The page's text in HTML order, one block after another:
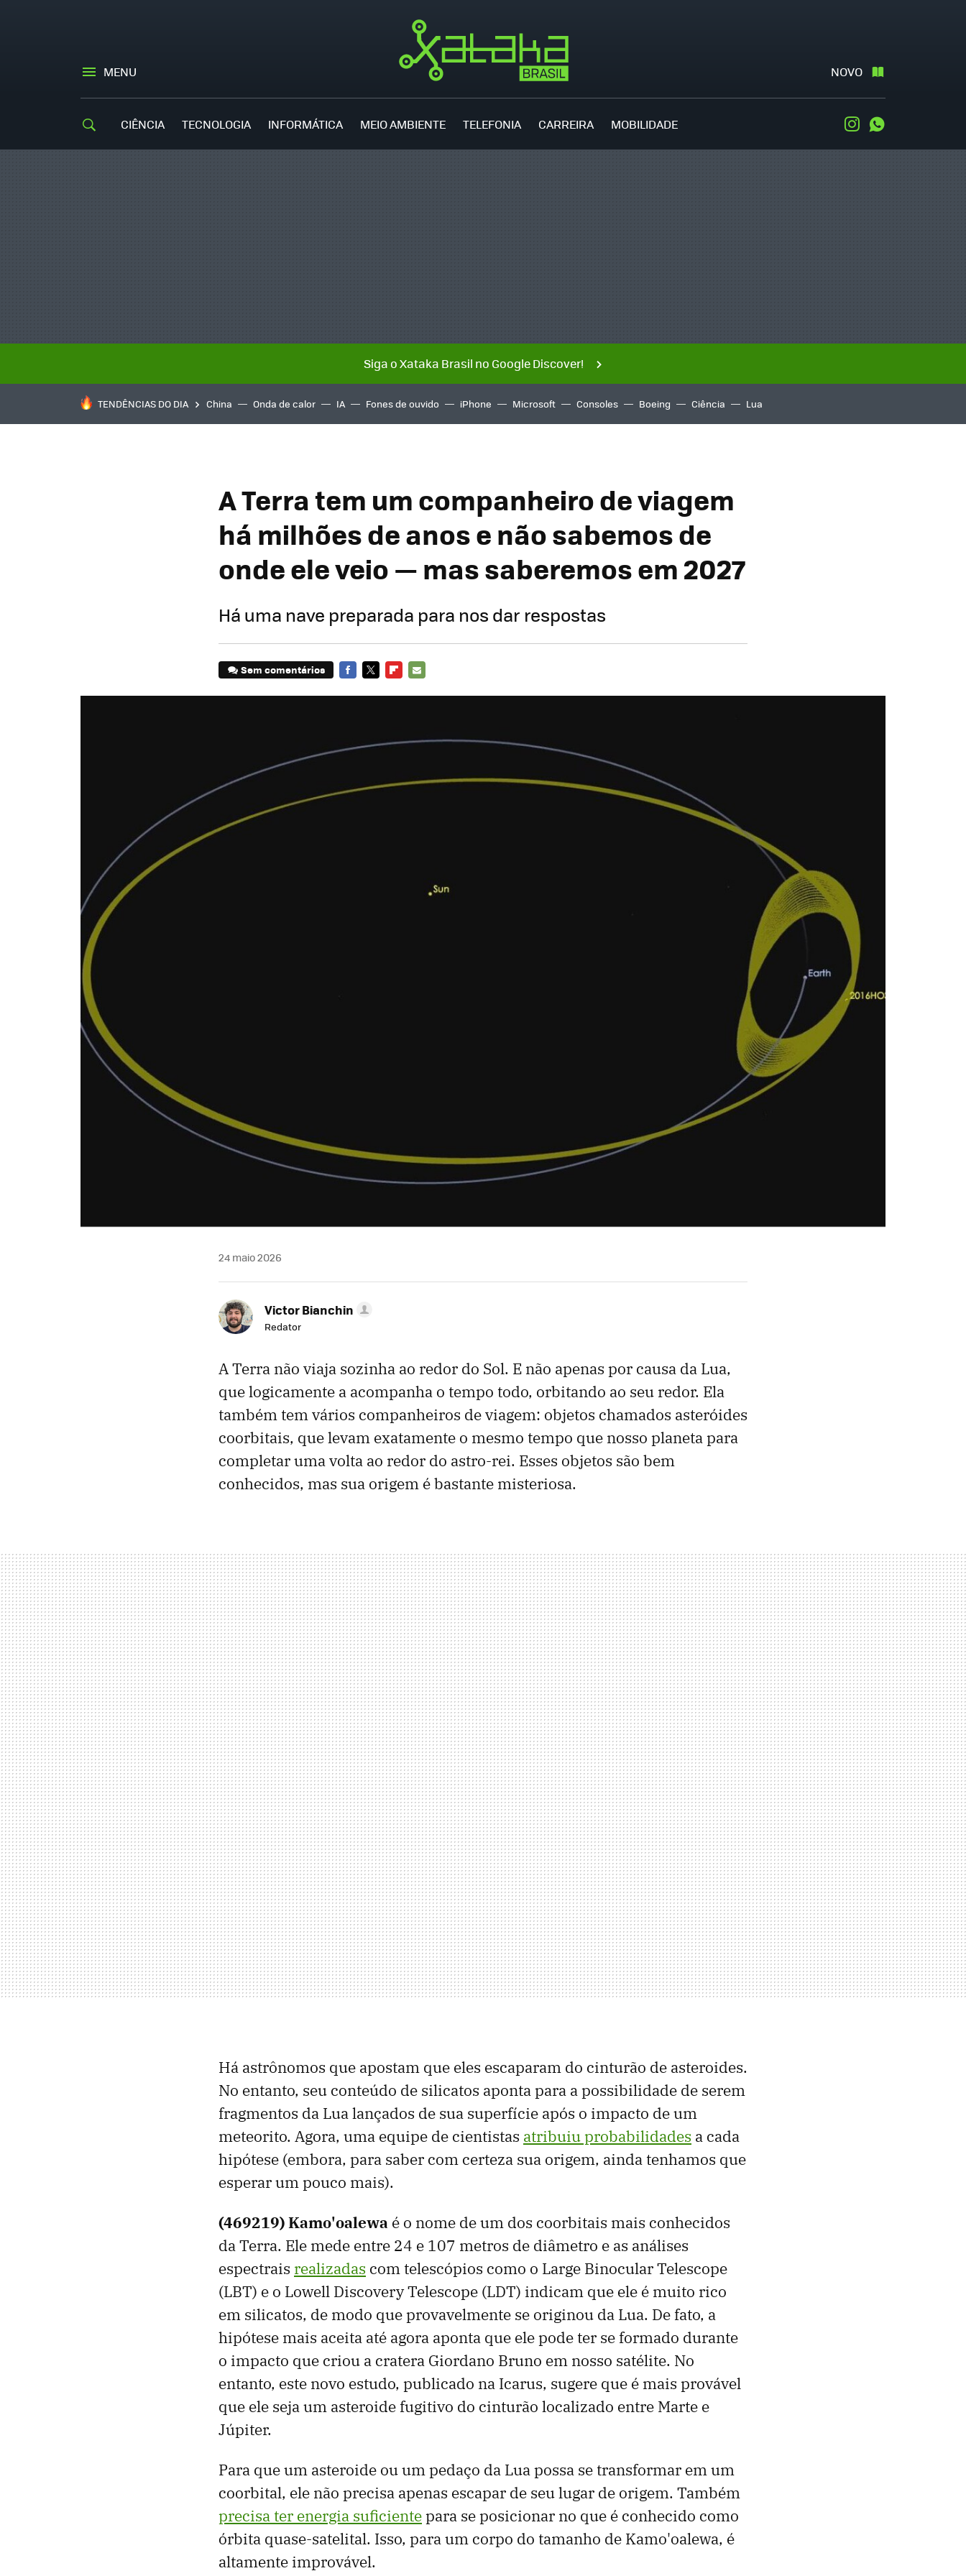
MENU NOVO
CIÊNCIA TECNOLOGIA INFORMÁTICA MEIO AMBIENTE TELEFONIA CARREIRA MOBILIDADE Instagram
Siga o Xataka Brasil no Google Discover!
TENDÊNCIAS DO DIA China Onda de calor IA Fones de ouvido iPhone Microsoft Consoles Boeing Ciência Lua
A Terra tem um companheiro de viagem
há milhões de anos e não sabemos de
onde ele veio — mas saberemos em 2027
Há uma nave preparada para nos dar respostas
Sem comentários
24 maio 2026
Victor Bianchin
Redator
A Terra não viaja sozinha ao redor do Sol. E não apenas por causa da Lua,
que logicamente a acompanha o tempo todo, orbitando ao seu redor. Ela
também tem vários companheiros de viagem: objetos chamados asteróides
coorbitais, que levam exatamente o mesmo tempo que nosso planeta para
completar uma volta ao redor do astro-rei. Esses objetos são bem
conhecidos, mas sua origem é bastante misteriosa.
Há astrônomos que apostam que eles escaparam do cinturão de asteroides.
No entanto, seu conteúdo de silicatos aponta para a possibilidade de serem
fragmentos da Lua lançados de sua superfície após o impacto de um
meteorito. Agora, uma equipe de cientistas atribuiu probabilidades a cada
hipótese (embora, para saber com certeza sua origem, ainda tenhamos que
esperar um pouco mais).
(469219) Kamo'oalewa é o nome de um dos coorbitais mais conhecidos
da Terra. Ele mede entre 24 e 107 metros de diâmetro e as análises
espectrais realizadas com telescópios como o Large Binocular Telescope
(LBT) e o Lowell Discovery Telescope (LDT) indicam que ele é muito rico
em silicatos, de modo que provavelmente se originou da Lua. De fato, a
hipótese mais aceita até agora aponta que ele pode ter se formado durante
o impacto que criou a cratera Giordano Bruno em nosso satélite. No
entanto, este novo estudo, publicado na Icarus, sugere que é mais provável
que ele seja um asteroide fugitivo do cinturão localizado entre Marte e
Júpiter.
Para que um asteroide ou um pedaço da Lua possa se transformar em um
coorbital, ele não precisa apenas escapar de seu lugar de origem. Também
precisa ter energia suficientepara se posicionar no que é conhecido como
órbita quase-satelital. Isso, para um corpo do tamanho de Kamo'oalewa, é
altamente improvável.